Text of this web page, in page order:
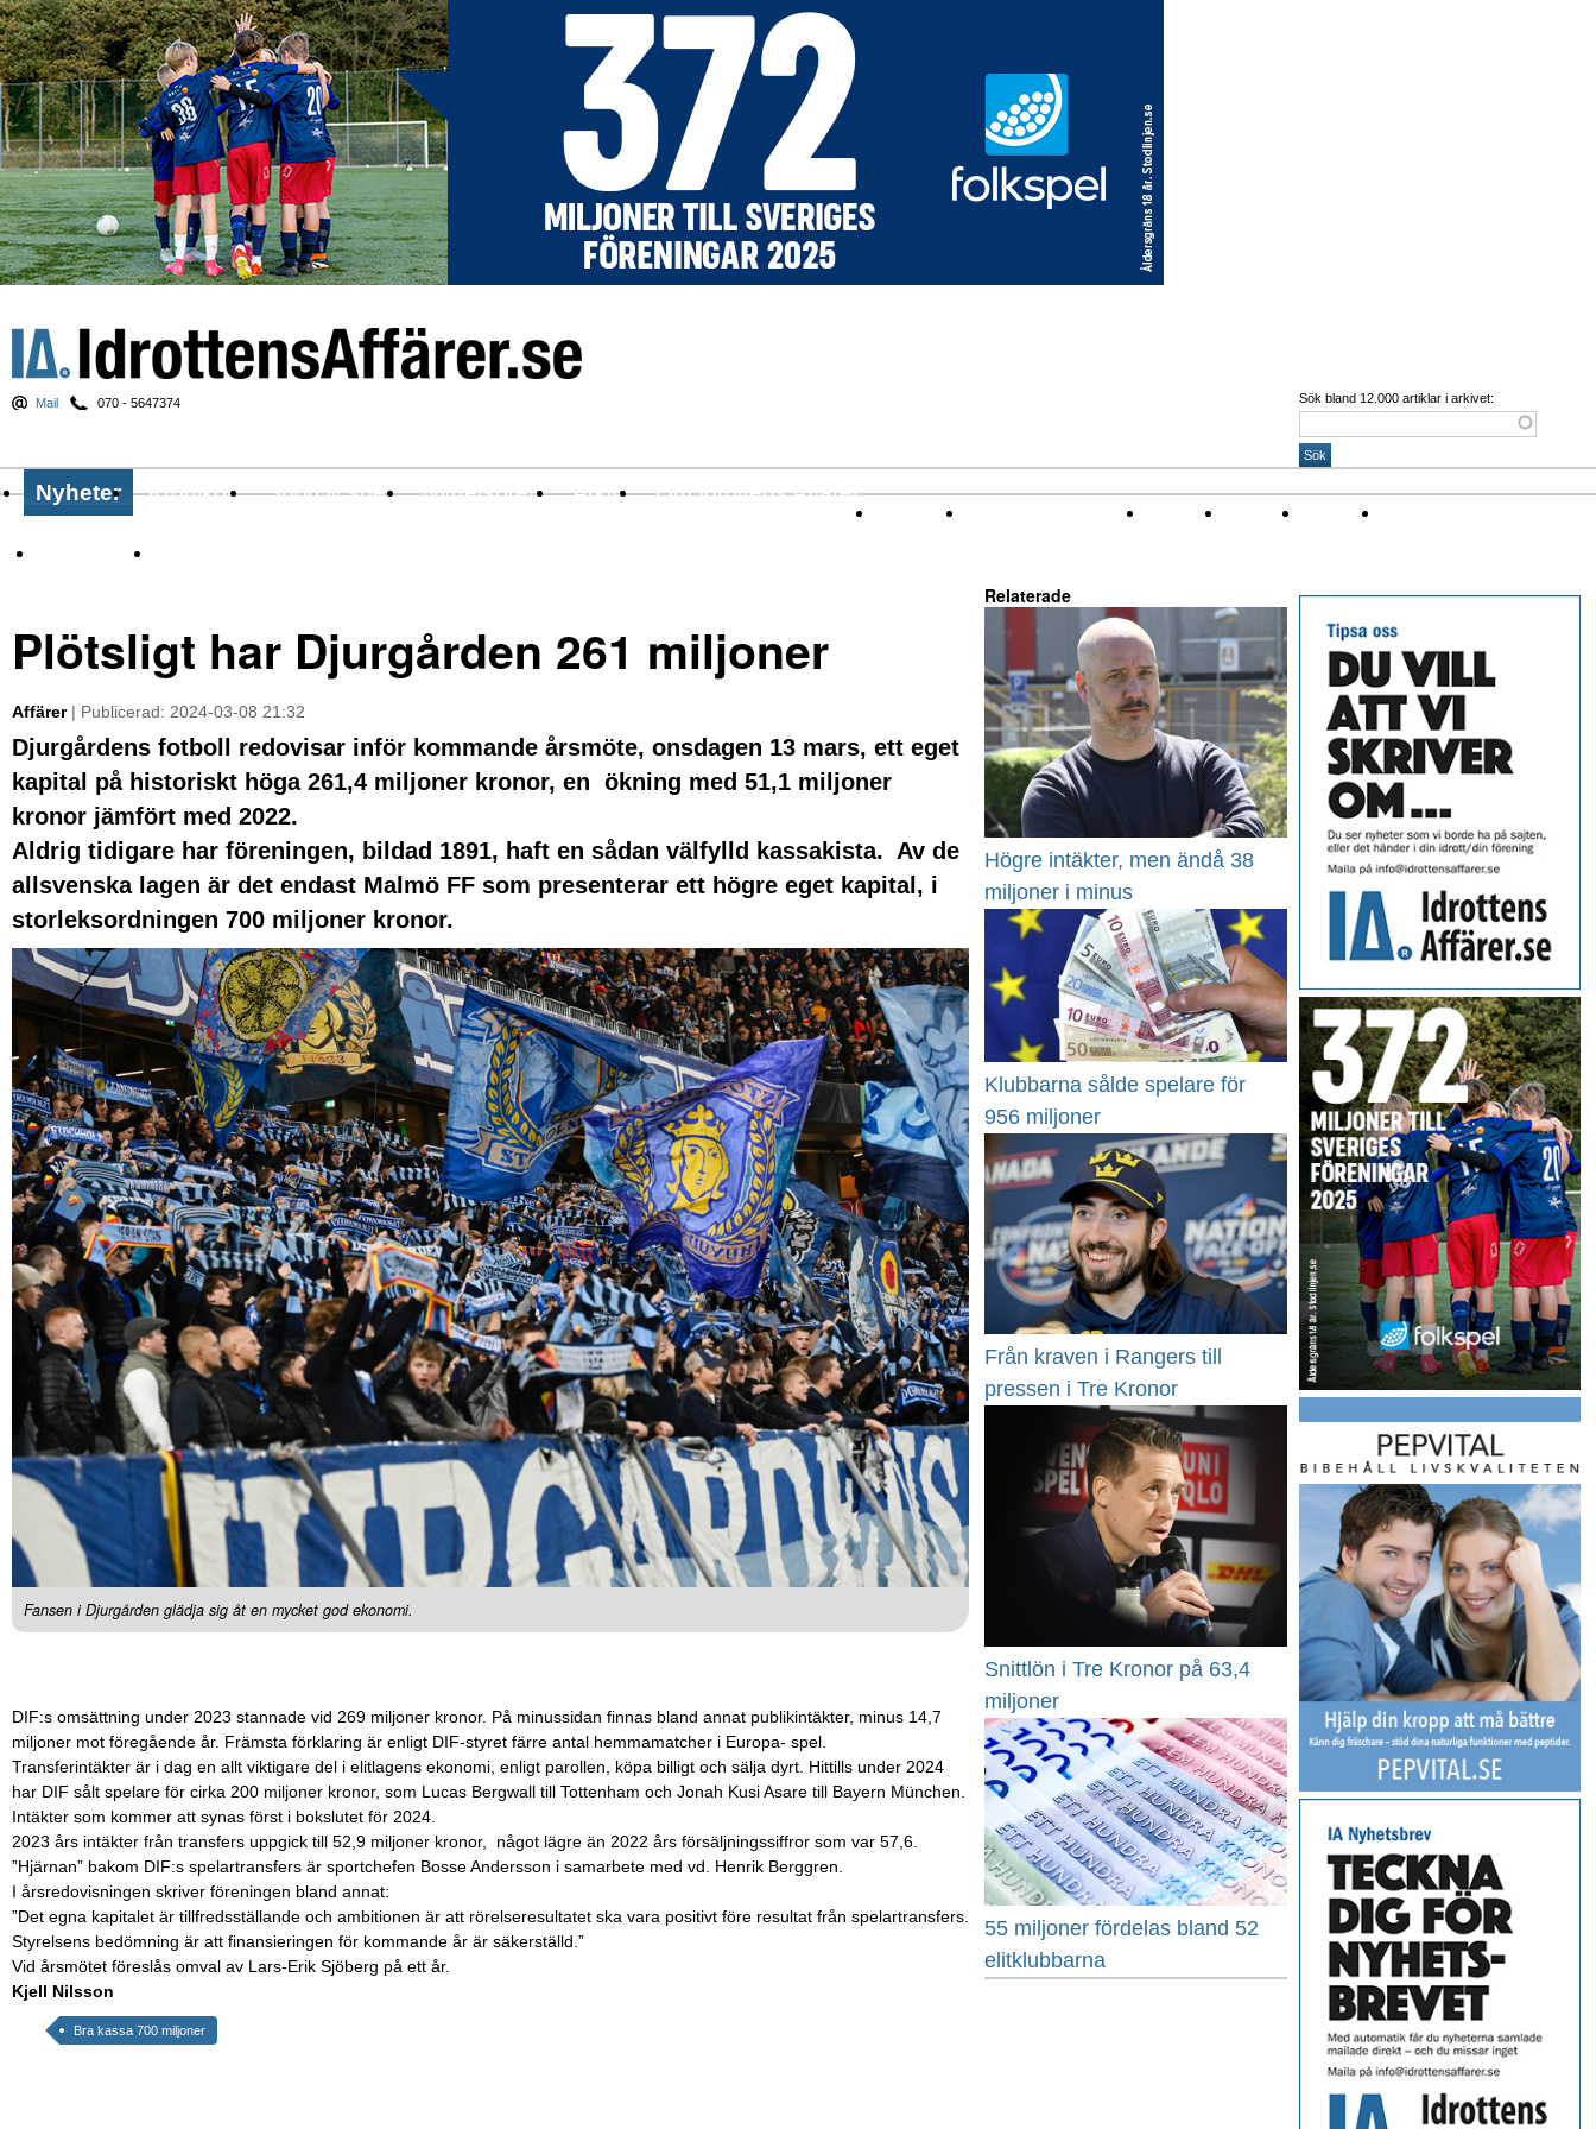
Mail 070 - 5647374 Sök bland 12.000 artiklar i arkivet:
Nyheter Krönikor Sport & spel Nyhetsbrev Arkiv Om Idrottens Affärer
Plötsligt har Djurgården 261 miljoner
Affärer| Publicerad: 2024-03-08 21:32
Djurgårdens fotboll redovisar inför kommande årsmöte, onsdagen 13 mars, ett eget
kapital på historiskt höga 261,4 miljoner kronor, en ökning med 51,1 miljoner
kronor jämfört med 2022.
Aldrig tidigare har föreningen, bildad 1891, haft en sådan välfylld kassakista. Av de
allsvenska lagen är det endast Malmö FF som presenterar ett högre eget kapital, i
storleksordningen 700 miljoner kronor.
Fansen i Djurgården glädja sig åt en mycket god ekonomi.
DIF:s omsättning under 2023 stannade vid 269 miljoner kronor. På minussidan finnas bland annat publikintäkter, minus 14,7
miljoner mot föregående år. Främsta förklaring är enligt DIF-styret färre antal hemmamatcher i Europa- spel.
Transferintäkter är i dag en allt viktigare del i elitlagens ekonomi, enligt parollen, köpa billigt och sälja dyrt. Hittills under 2024
har DIF sålt spelare för cirka 200 miljoner kronor, som Lucas Bergwall till Tottenham och Jonah Kusi Asare till Bayern München.
Intäkter som kommer att synas först i bokslutet för 2024.
2023 års intäkter från transfers uppgick till 52,9 miljoner kronor, något lägre än 2022 års försäljningssiffror som var 57,6.
”Hjärnan” bakom DIF:s spelartransfers är sportchefen Bosse Andersson i samarbete med vd. Henrik Berggren.
I årsredovisningen skriver föreningen bland annat:
”Det egna kapitalet är tillfredsställande och ambitionen är att rörelseresultatet ska vara positivt före resultat från spelartransfers.
Styrelsens bedömning är att finansieringen för kommande år är säkerställd.”
Vid årsmötet föreslås omval av Lars-Erik Sjöberg på ett år.
Kjell Nilsson
Bra kassa 700 miljoner
Relaterade
Högre intäkter, men ändå 38
miljoner i minus
Klubbarna sålde spelare för
956 miljoner
Från kraven i Rangers till
pressen i Tre Kronor
Snittlön i Tre Kronor på 63,4
miljoner
55 miljoner fördelas bland 52
elitklubbarna